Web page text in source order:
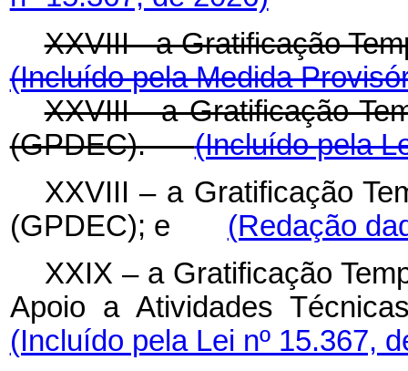
XXVIII - a Gratificação
(Incluído pela Medida
XXVIII - a Gratificação
(GPDEC).(Incluído pela
XXVIII – a Gratificação
(GPDEC); e (Redação
XXIX – a Gratificação
Apoio a Atividades
(Incluído pela Lei nº 15.367,